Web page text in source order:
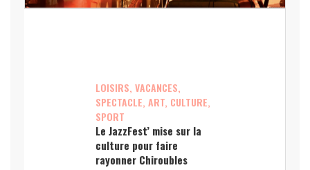
LOISIRS, VACANCES,
SPECTACLE, ART, CULTURE,
SPORT
Le JazzFest’ mise sur la
culture pour faire
rayonner Chiroubles